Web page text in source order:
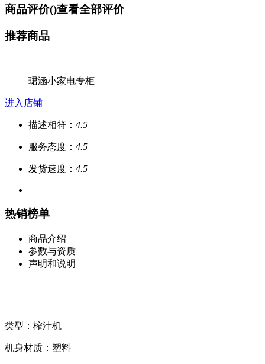
商品评价()查看全部评价
推荐商品
珺涵小家电专柜
进入店铺
描述相符： 4.5
服务态度： 4.5
发货速度： 4.5
热销榜单
商品介绍
参数与资质
声明和说明
类型：榨汁机
机身材质：塑料